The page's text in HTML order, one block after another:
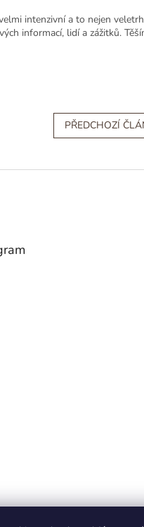
intenzivní a to nejen
informací, lidí a zážitků.
PŘEDCHOZÍ